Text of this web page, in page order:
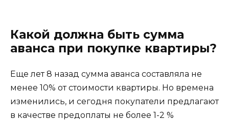
Какой должна быть сумма
аванса при покупке квартиры?
Еще лет 8 назад сумма аванса составляла не
менее 10% от стоимости квартиры. Но времена
изменились, и сегодня покупатели предлагают
в качестве предоплаты не более 1-2 %